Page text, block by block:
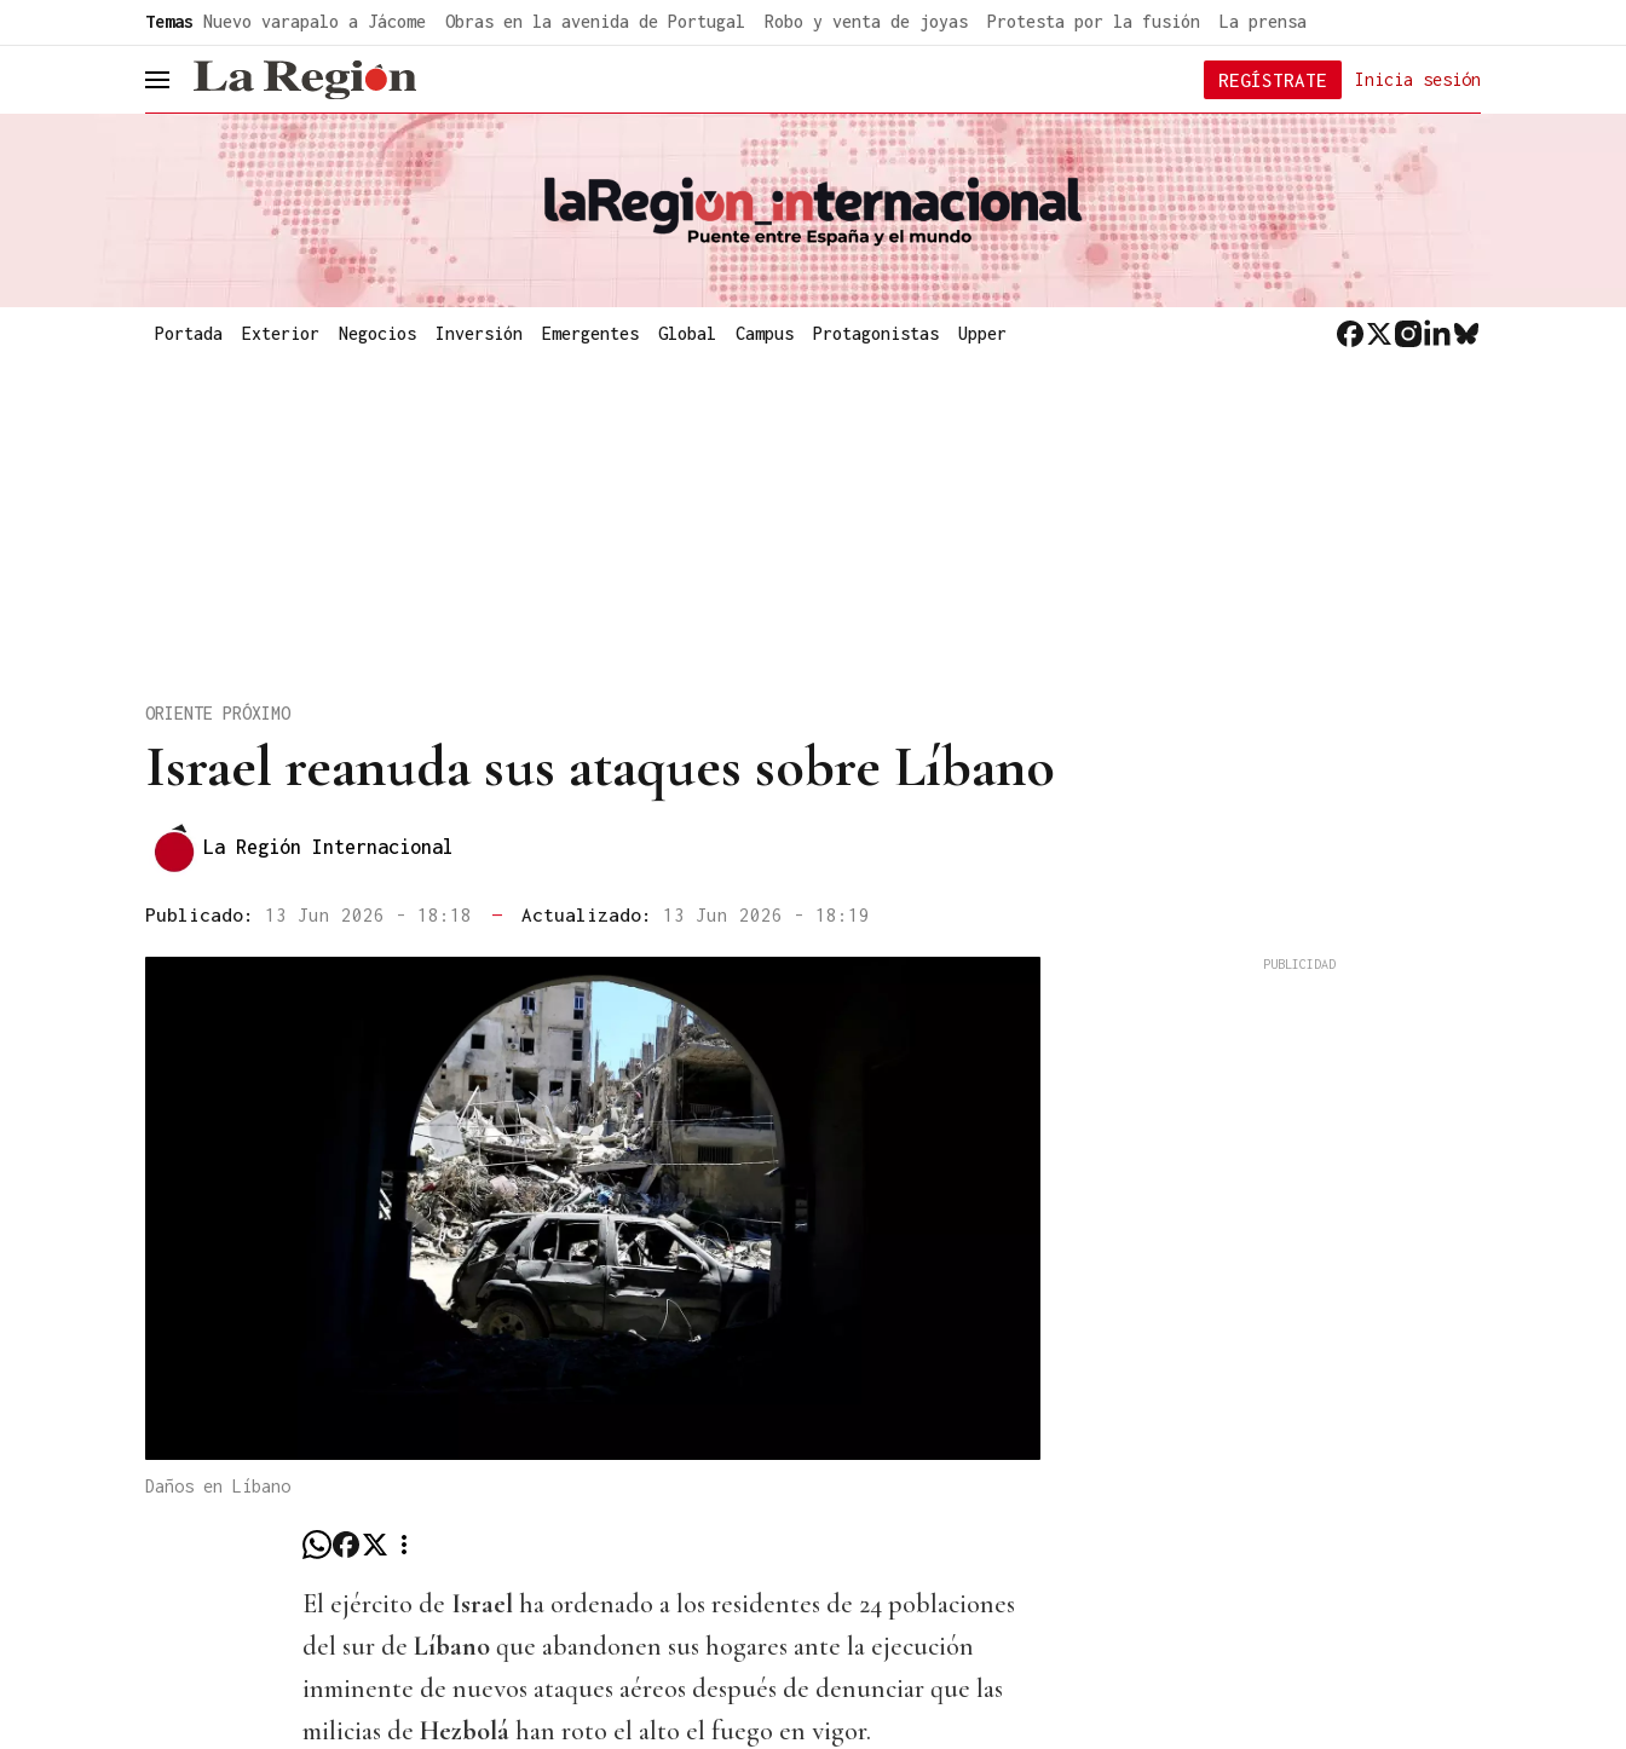
Temas Nuevo varapalo a Jácome Obras en la avenida de Portugal Robo y venta de joyas Protesta por la fusión La prensa
header.menu.open Inicia sesión
REGÍSTRATE
Portada Exterior Negocios Inversión Emergentes Global Campus Protagonistas Upper
Israel reanuda sus ataques sobre Líbano
ORIENTE PRÓXIMO
La Región Internacional
Publicado: 13 Jun 2026 - 18:18 — Actualizado: 13 Jun 2026 - 18:19
Daños en Líbano
El ejército de Israelha ordenado a los residentes de 24 poblaciones
del sur de Líbanoque abandonen sus hogares ante la ejecución
inminente de nuevos ataques aéreos después de denunciar que las
milicias de Hezboláhan roto el alto el fuego en vigor.